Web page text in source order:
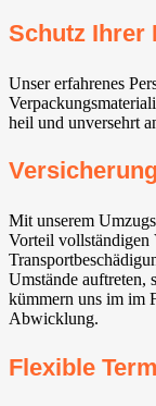
Schutz Ihrer
Unser erfahrenes
heil und unversehrt
Mit unserem
Vorteil vollständigen
Umstände auftreten,
kümmern uns im im
Abwicklung.
Flexible